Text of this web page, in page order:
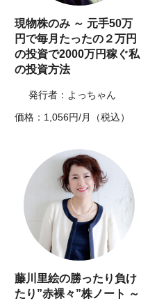
現物株のみ ～ 元手50万
円で毎月たったの２万円
の投資で2000万円稼ぐ私
の投資方法
発行者：よっちゃん
価格：1,056円/月（税込）
藤川里絵の勝ったり負け
たり”赤裸々”株ノート ～